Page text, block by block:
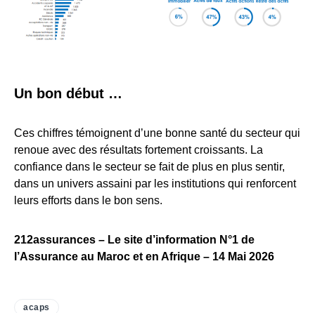
Un bon début …
Ces chiffres témoignent d’une bonne santé du secteur qui
renoue avec des résultats fortement croissants. La
confiance dans le secteur se fait de plus en plus sentir,
dans un univers assaini par les institutions qui renforcent
leurs efforts dans le bon sens.
212assurances – Le site d’information N°1 de
l’Assurance au Maroc et en Afrique – 14 Mai 2026
acaps